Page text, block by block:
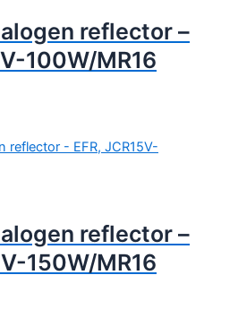
reflector –
100W/MR16
reflector –
150W/MR16